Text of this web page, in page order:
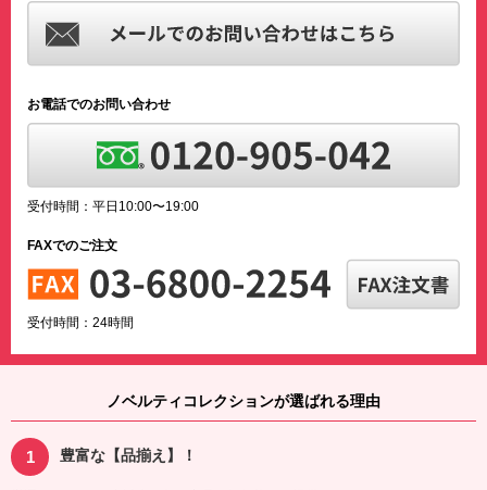
お電話でのお問い合わせ
受付時間：平日10:00〜19:00
FAXでのご注文
受付時間：24時間
ノベルティコレクションが選ばれる理由
豊富な【品揃え】！